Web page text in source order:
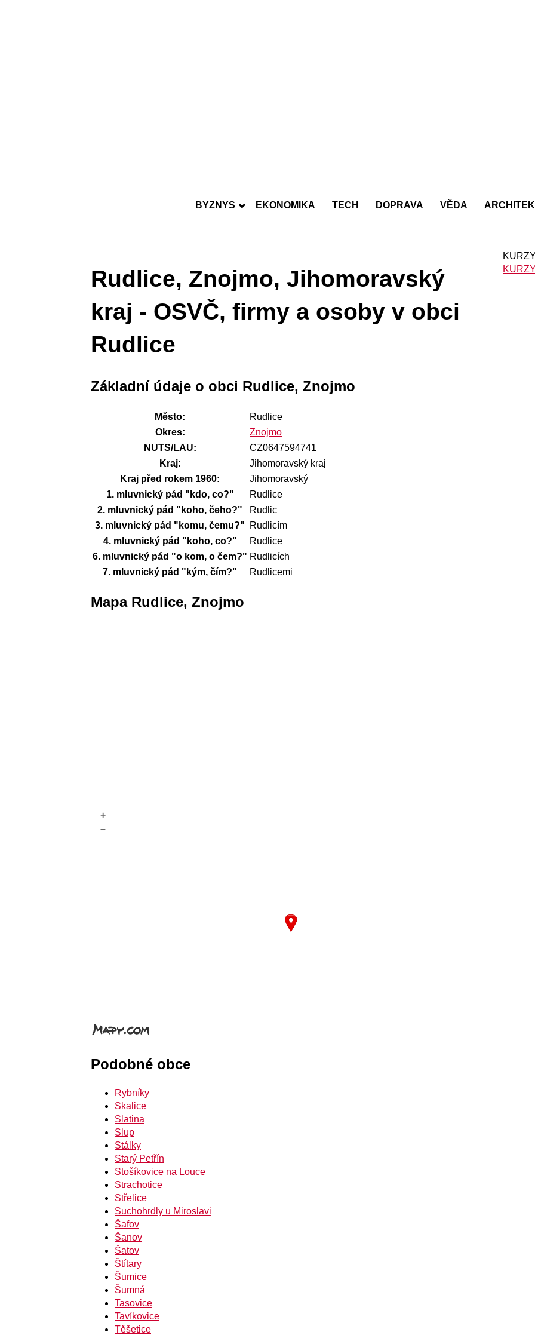
BYZNYS EKONOMIKA TECH DOPRAVA VĚDA
Rudlice, Znojmo, Jihomoravský
kraj - OSVČ, firmy a osoby v obci
Rudlice
Základní údaje o obci Rudlice, Znojmo
Město:
Rudlice
Okres:
Znojmo
NUTS/LAU:
CZ0647594741
Kraj:
Jihomoravský kraj
Kraj před rokem 1960:
Jihomoravský
1. mluvnický pád "kdo, co?"
Rudlice
2. mluvnický pád "koho, čeho?"
Rudlic
3. mluvnický pád "komu, čemu?"
Rudlicím
4. mluvnický pád "koho, co?"
Rudlice
6. mluvnický pád "o kom, o čem?" Rudlicích
7. mluvnický pád "kým, čím?"
Rudlicemi
Mapa Rudlice, Znojmo
+
–
Podobné obce
Rybníky
Skalice
Slatina
Slup
Stálky
Starý Petřín
Stošíkovice na Louce
Strachotice
Střelice
Suchohrdly u Miroslavi
Šafov
Šanov
Šatov
Štítary
Šumice
Šumná
Tasovice
Tavíkovice
Těšetice